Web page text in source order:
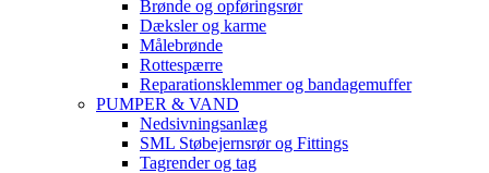
Brønde og opføringsrør
Dæksler og karme
Målebrønde
Rottespærre
Reparationsklemmer og bandagemuffer
PUMPER & VAND
Nedsivningsanlæg
SML Støbejernsrør og Fittings
Tagrender og tag